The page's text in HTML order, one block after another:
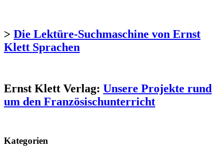
> Die Lektüre-Suchmaschine von Ernst
Klett Sprachen
Ernst Klett Verlag: Unsere Projekte rund
um den Französischunterricht
Kategorien